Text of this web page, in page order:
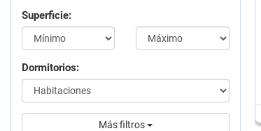
Superficie:
Dormitorios:
Más filtros